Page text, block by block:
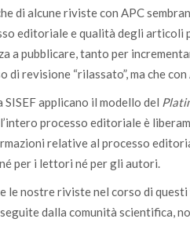
di alcune riviste con APC
editoriale e qualità degli articoli
a pubblicare, tanto per
di revisione “rilassato”, ma che con
applicano il modello del
processo editoriale è
relative al processo
per i lettori né per gli autori.
le nostre riviste nel corso di questi
dalla comunità scientifica,